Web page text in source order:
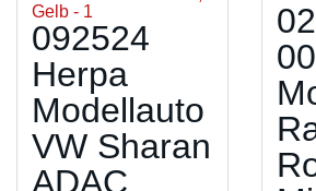
092524
Herpa
Modellauto
VW Sharan
ADAC,